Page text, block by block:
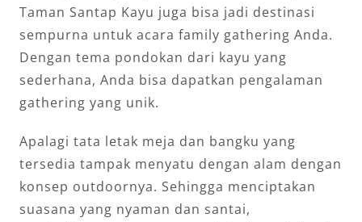
Taman Santap Kayu juga bisa jadi destinasi
sempurna untuk acara family gathering Anda.
Dengan tema pondokan dari kayu yang
sederhana, Anda bisa dapatkan pengalaman
gathering yang unik.
Apalagi tata letak meja dan bangku yang
tersedia tampak menyatu dengan alam dengan
konsep outdoornya. Sehingga menciptakan
suasana yang nyaman dan santai,